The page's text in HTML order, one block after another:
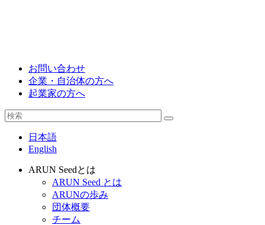
お問い合わせ
企業・自治体の方へ
起業家の方へ
日本語
English
ARUN Seedとは
ARUN Seed とは
ARUNの歩み
団体概要
チーム